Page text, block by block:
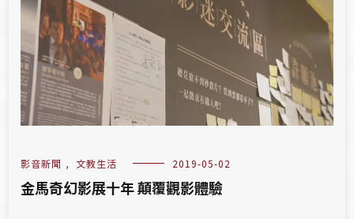
影音新聞 , 文教生活 2019-05-02
金馬奇幻影展十年 顛覆觀影體驗